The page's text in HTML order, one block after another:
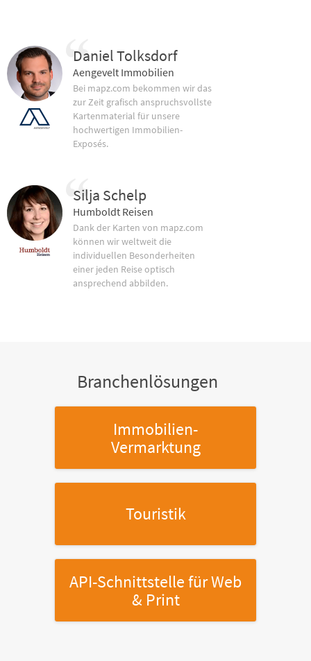
Daniel Tolksdorf
Aengevelt Immobilien
Bei mapz.com bekommen wir das
zur Zeit grafisch anspruchsvollste
Kartenmaterial für unsere
hochwertigen Immobilien-
Exposés.
Silja Schelp
Humboldt Reisen
Dank der Karten von mapz.com
können wir weltweit die
individuellen Besonderheiten
einer jeden Reise optisch
ansprechend abbilden.
Branchenlösungen
Immobilien-
Vermarktung
Touristik
API-Schnittstellefür Web
& Print